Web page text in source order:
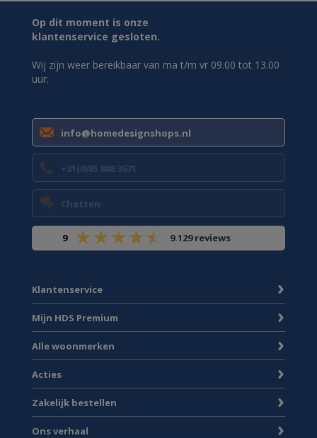
Op dit moment is onze
klantenservice gesloten.
Wij zijn weer bereikbaar van ma t/m vr 09.00 tot 13.00
uur.
info@homedesignshops.nl
+31(0)85 888 3671
Chatten
9 9.129 reviews
Klantenservice
Mijn HDS Premium
Alle woonmerken
Acties
Zakelijk bestellen
Ons verhaal